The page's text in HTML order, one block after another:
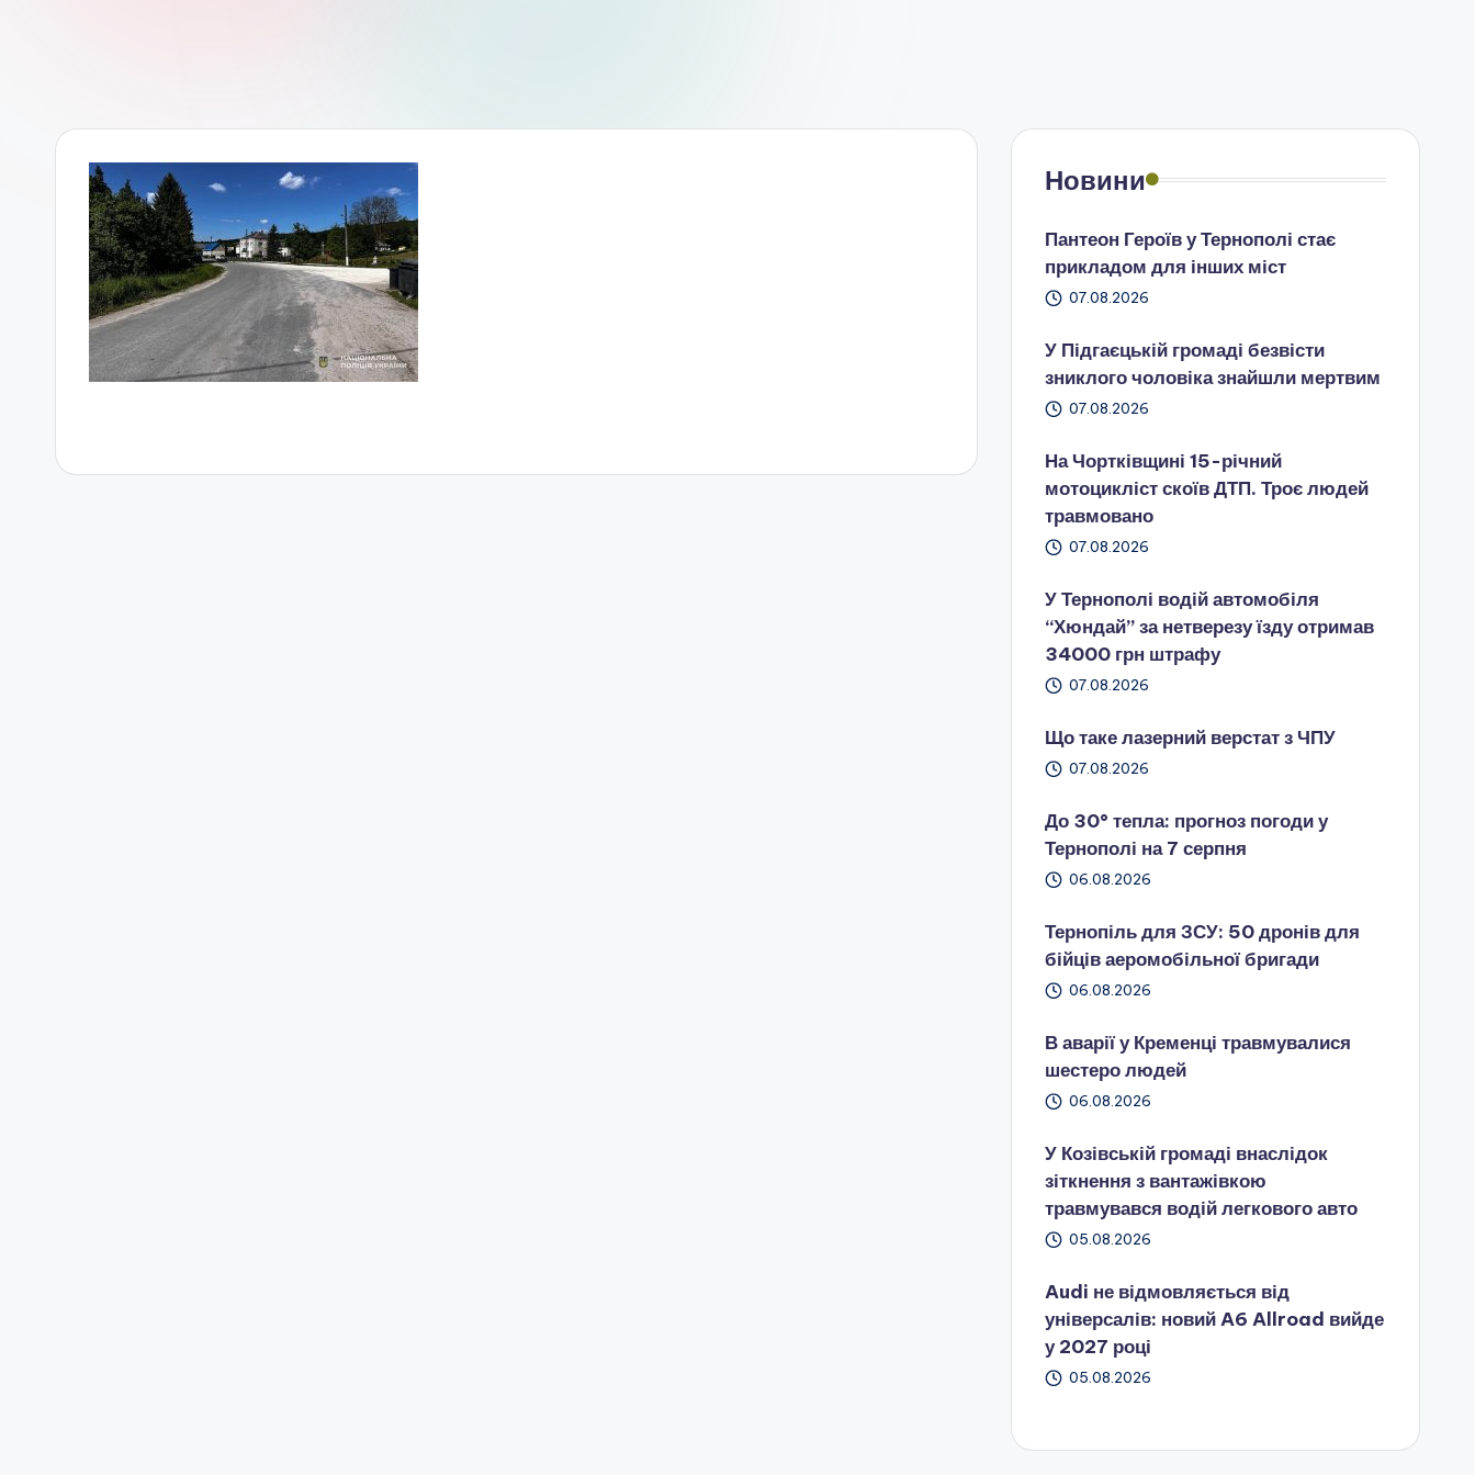
Новини
Пантеон Героїв у Тернополі стає
прикладом для інших міст
07.08.2026
У Підгаєцькій громаді безвісти
зниклого чоловіка знайшли мертвим
07.08.2026
На Чортківщині 15-річний
мотоцикліст скоїв ДТП. Троє людей
травмовано
07.08.2026
У Тернополі водій автомобіля
“Хюндай” за нетверезу їзду отримав
34000 грн штрафу
07.08.2026
Що таке лазерний верстат з ЧПУ
07.08.2026
До 30° тепла: прогноз погоди у
Тернополі на 7 серпня
06.08.2026
Тернопіль для ЗСУ: 50 дронів для
бійців аеромобільної бригади
06.08.2026
В аварії у Кременці травмувалися
шестеро людей
06.08.2026
У Козівській громаді внаслідок
зіткнення з вантажівкою
травмувався водій легкового авто
05.08.2026
Audi не відмовляється від
універсалів: новий A6 Allroad вийде
у 2027 році
05.08.2026